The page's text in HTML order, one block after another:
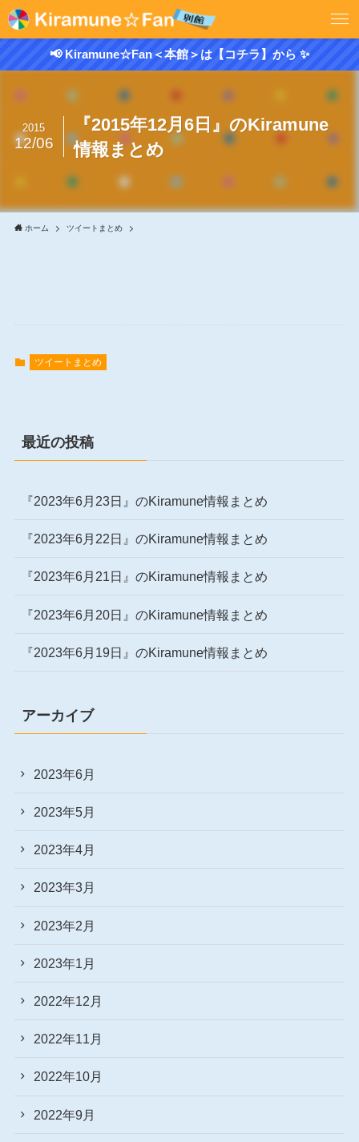
📢 Kiramune☆Fan＜本館＞は【コチラ】から ✨
『2015年12月6日』のKiramune
情報まとめ
2015
12/06
ホーム ツイートまとめ
ツイートまとめ
最近の投稿
『2023年6月23日』のKiramune情報まとめ
『2023年6月22日』のKiramune情報まとめ
『2023年6月21日』のKiramune情報まとめ
『2023年6月20日』のKiramune情報まとめ
『2023年6月19日』のKiramune情報まとめ
アーカイブ
2023年6月
2023年5月
2023年4月
2023年3月
2023年2月
2023年1月
2022年12月
2022年11月
2022年10月
2022年9月